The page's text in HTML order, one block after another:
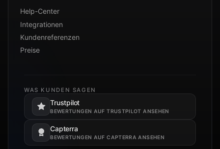
Help-Center
Integrationen
Kundenreferenzen
Preise
WAS KUNDEN SAGEN
Trustpilot
BEWERTUNGEN AUF TRUSTPILOT ANSEHEN
Öffnet in einem neuen Tab.
Capterra
BEWERTUNGEN AUF CAPTERRA ANSEHEN
Öffnet in einem neuen Tab.